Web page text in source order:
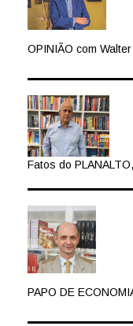
OPINIÃO com
Fatos do
PAPO DE